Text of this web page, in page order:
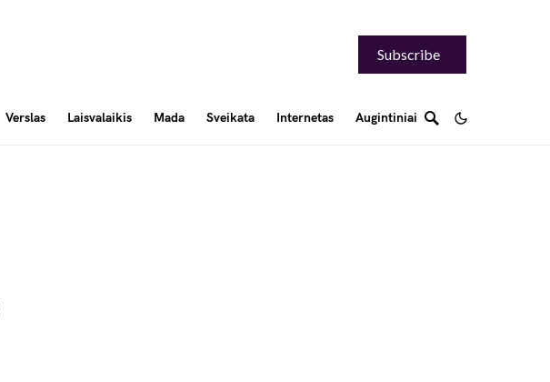
Subscribe
Verslas Laisvalaikis Mada Sveikata Internetas Augintiniai